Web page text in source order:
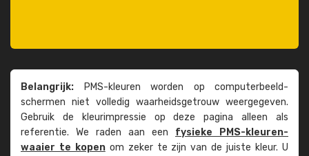
Belangrijk: PMS-kleuren worden op computer­beeld­
schermen niet volledig waarheids­­getrouw weer­gegeven.
Gebruik de kleur­impressie op deze pagina alleen als
referentie. We raden aan een fysieke PMS-kleuren­
waaier te kopenom zeker te zijn van de juiste kleur. U